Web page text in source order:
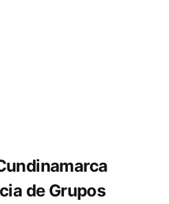
de Grupos